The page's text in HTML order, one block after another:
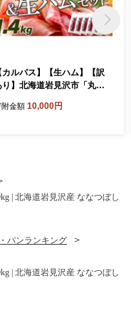
カルパス】【生ハム】【訳
り】北海道岩見沢市「丸大
外」カルパスと生ハムセッ
附金額 10,000円
| 北海道岩見沢産 ななつぼし
パンランキング
| 北海道岩見沢産 ななつぼし